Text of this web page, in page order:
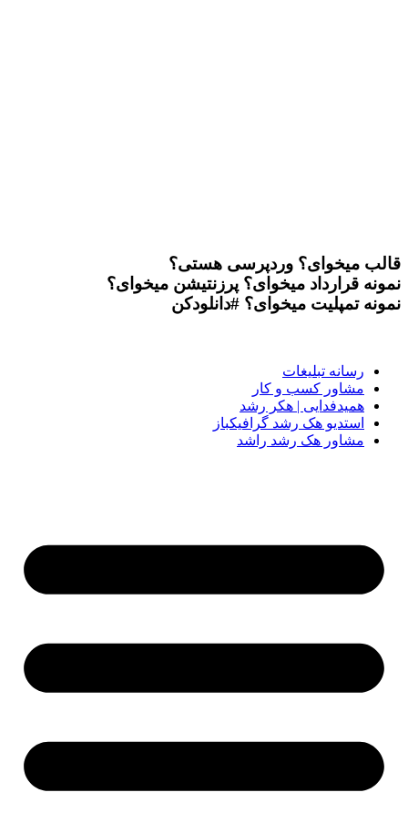
قالب میخوای؟ وردپرسی هستی؟
نمونه قرارداد میخوای؟ پرزنتیشن میخوای؟
نمونه تمپلیت میخوای؟ #دانلودکن
رسانه تبلیغات
مشاور کسب و کار
همیدفدایی | هکر رشد
استدیو هک رشد گرافیکباز
مشاور هک رشد راشد